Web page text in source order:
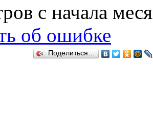
с начала
об ошибке
Поделиться…